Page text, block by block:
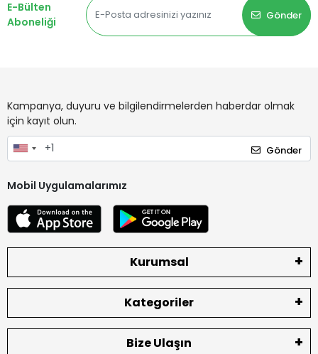
E-Bülten
Aboneliği
Gönder
Kampanya, duyuru ve bilgilendirmelerden haberdar olmak
için kayıt olun.
Gönder
Mobil Uygulamalarımız
Kurumsal
Kategoriler
Bize Ulaşın